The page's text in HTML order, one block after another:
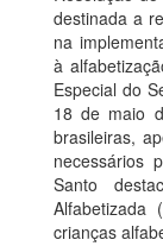
destinada a
na
à
Especial do
18 de maio
brasileiras,
necessários
Santo
crianças